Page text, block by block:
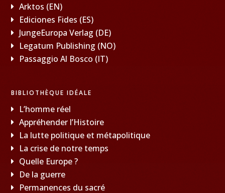
Arktos (EN)
Ediciones Fides (ES)
JungeEuropa Verlag (DE)
Legatum Publishing (NO)
Passaggio Al Bosco (IT)
BIBLIOTHÈQUE IDÉALE
L’homme réel
Appréhender l’Histoire
La lutte politique et métapolitique
La crise de notre temps
Quelle Europe ?
De la guerre
Permanences du sacré